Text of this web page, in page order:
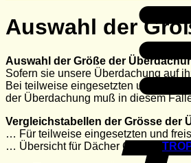
Auswahl der
Auswahl der Größe der
Sofern sie unsere Überdachung auf
Bei teilweise eingesetzten und
der Überdachung muß in diesem
Vergleichstabellen der Grösse der
… Für teilweise eingesetzten und
… Übersicht für Dächer Größen